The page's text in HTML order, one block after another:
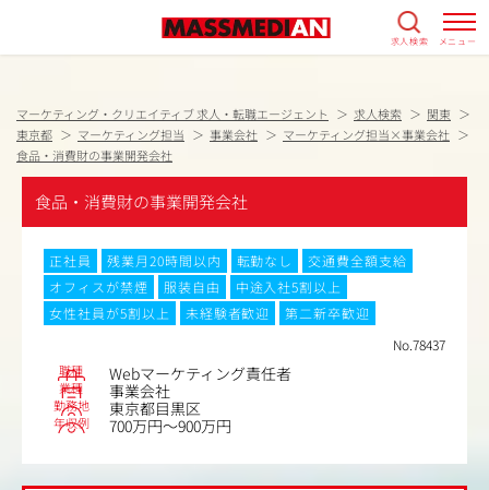
求人検索 メニュー
マーケティング・クリエイティブ 求人・転職エージェント 求人検索
関東
東京都
マーケティング担当 事業会社
マーケティング担当×事業会社
食品・消費財の事業開発会社
食品・消費財の事業開発会社
正社員 残業月20時間以内 転勤なし
交通費全額支給
オフィスが禁煙
服装自由
中途入社5割以上
女性社員が5割以上
未経験者歓迎
第二新卒歓迎
No.78437
職種 Webマーケティング責任者
業種 事業会社
勤務地 東京都目黒区
年収例 700万円～900万円